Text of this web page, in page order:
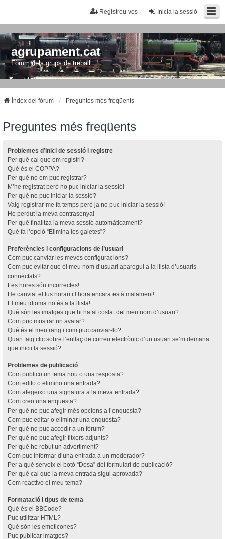
Inicia la sessió
Registreu-vos
agrupament.cat
Fòrum dels grups de treball
Índex del fòrum Preguntes més freqüents
Preguntes més freqüents
Problemes d’inici de sessió i registre
Per què cal que em registri?
Què és el COPPA?
Per què no em puc registrar?
M’he registrat però no puc iniciar la sessió!
Per què no puc iniciar la sessió?
Vaig registrar-me fa temps però ja no puc iniciar la sessió!
He perdut la meva contrasenya!
Per què finalitza la meva sessió automàticament?
Què fa l’opció “Elimina les galetes”?
Preferències i configuracions de l’usuari
Com puc canviar les meves configuracions?
Com puc evitar que el meu nom d’usuari aparegui a la llista d’usuaris
connectats?
Les hores són incorrectes!
He canviat el fus horari i l’hora encara està malament!
El meu idioma no és a la llista!
Què són les imatges que hi ha al costat del meu nom d’usuari?
Com puc mostrar un avatar?
Què és el meu rang i com puc canviar-lo?
Quan faig clic sobre l’enllaç de correu electrònic d’un usuari se’m demana
que iniciï la sessió?
Problemes de publicació
Com publico un tema nou o una resposta?
Com edito o elimino una entrada?
Com afegeixo una signatura a la meva entrada?
Com creo una enquesta?
Per què no puc afegir més opcions a l’enquesta?
Com puc editar o eliminar una enquesta?
Per què no puc accedir a un fòrum?
Per què no puc afegir fitxers adjunts?
Per què he rebut un advertiment?
Com puc informar d’una entrada a un moderador?
Per a què serveix el botó “Desa” del formulari de publicació?
Per què cal que la meva entrada sigui aprovada?
Com reactivo el meu tema?
Formatació i tipus de tema
Què és el BBCode?
Puc utilitzar HTML?
Què són les emoticones?
Puc publicar imatges?